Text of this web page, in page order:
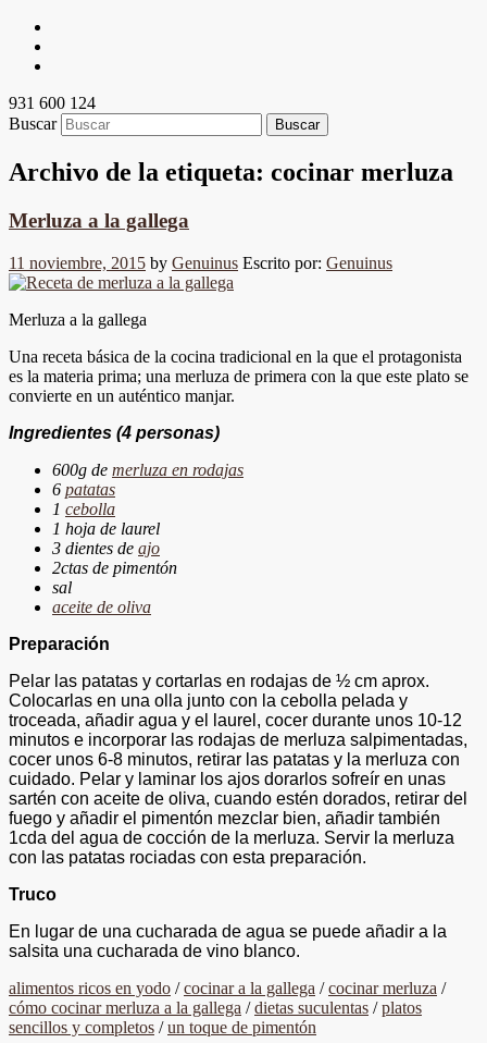
931 600 124
Buscar
Archivo de la etiqueta: cocinar merluza
Merluza a la gallega
11 noviembre, 2015 by Genuinus Escrito por: Genuinus
Merluza a la gallega
Una receta básica de la cocina tradicional en la que el protagonista
es la materia prima; una merluza de primera con la que este plato se
convierte en un auténtico manjar.
Ingredientes (4 personas)
600g de merluza en rodajas
6 patatas
1 cebolla
1 hoja de laurel
3 dientes de ajo
2ctas de pimentón
sal
aceite de oliva
Preparación
Pelar las patatas y cortarlas en rodajas de ½ cm aprox.
Colocarlas en una olla junto con la cebolla pelada y
troceada, añadir agua y el laurel, cocer durante unos 10-12
minutos e incorporar las rodajas de merluza salpimentadas,
cocer unos 6-8 minutos, retirar las patatas y la merluza con
cuidado. Pelar y laminar los ajos dorarlos sofreír en unas
sartén con aceite de oliva, cuando estén dorados, retirar del
fuego y añadir el pimentón mezclar bien, añadir también
1cda del agua de cocción de la merluza. Servir la merluza
con las patatas rociadas con esta preparación.
Truco
En lugar de una cucharada de agua se puede añadir a la
salsita una cucharada de vino blanco.
alimentos ricos en yodo /cocinar a la gallega /cocinar merluza /
cómo cocinar merluza a la gallega /dietas suculentas /platos
sencillos y completos /un toque de pimentón